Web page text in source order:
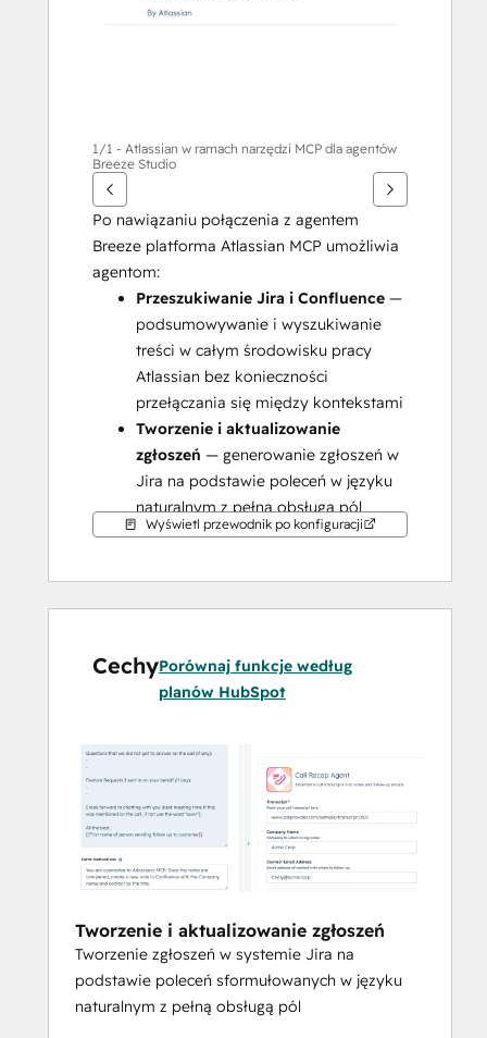
1/1 - Atlassian w ramach narzędzi MCP dla agentów
Breeze Studio
Po nawiązaniu połączenia z agentem
Breeze platforma Atlassian MCP umożliwia
agentom:
Przeszukiwanie Jira i Confluence —
podsumowywanie i wyszukiwanie
treści w całym środowisku pracy
Atlassian bez konieczności
przełączania się między kontekstami
Tworzenie i aktualizowanie
zgłoszeń — generowanie zgłoszeń w
Jira na podstawie poleceń w języku
naturalnym z pełną obsługą pól
Zarządzanie stronami Confluence —
aktualizowanie stron dokumentacji
bezpośrednio z HubSpot
zadania — generować zgłoszenia na
podstawie notatek ze spotkań,
Wyświetl przewodnik po konfiguracji
CechyPorównaj funkcje według
planów HubSpot
Tworzenie i aktualizowanie zgłoszeń
Tworzenie zgłoszeń w systemie Jira na
podstawie poleceń sformułowanych w języku
naturalnym z pełną obsługą pól